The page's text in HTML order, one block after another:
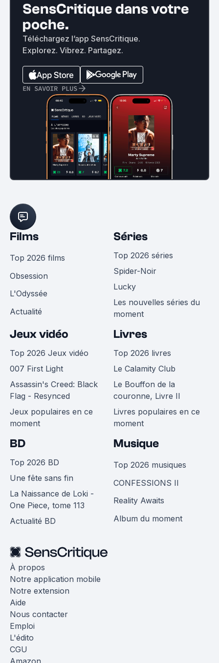
SensCritique dans votre
poche.
Téléchargez l’app SensCritique.
Explorez. Vibrez. Partagez.
EN SAVOIR PLUS
Films
Top 2026 films
Obsession
L'Odyssée
Actualité
Séries
Top 2026 séries
Spider-Noir
Lucky
Les nouvelles séries du
moment
Jeux vidéo
Top 2026 Jeux vidéo
007 First Light
Assassin's Creed: Black
Flag - Resynced
Jeux populaires en ce
moment
Livres
Top 2026 livres
Le Calamity Club
Le Bouffon de la
couronne, Livre II
Livres populaires en ce
moment
BD
Top 2026 BD
Une fête sans fin
La Naissance de Loki -
One Piece, tome 113
Actualité BD
Musique
Top 2026 musiques
CONFESSIONS II
Reality Awaits
Album du moment
À propos
Notre application mobile
Notre extension
Aide
Nous contacter
Emploi
L'édito
CGU
Amazon